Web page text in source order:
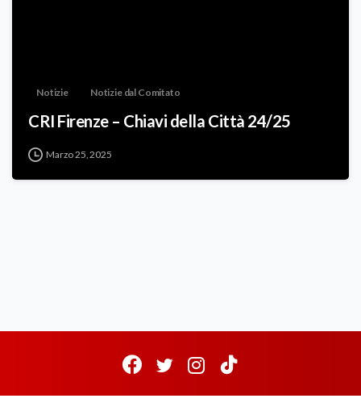
Notizie Notizie dal Comitato
CRI Firenze – Chiavi della Città 24/25
Marzo 25, 2025